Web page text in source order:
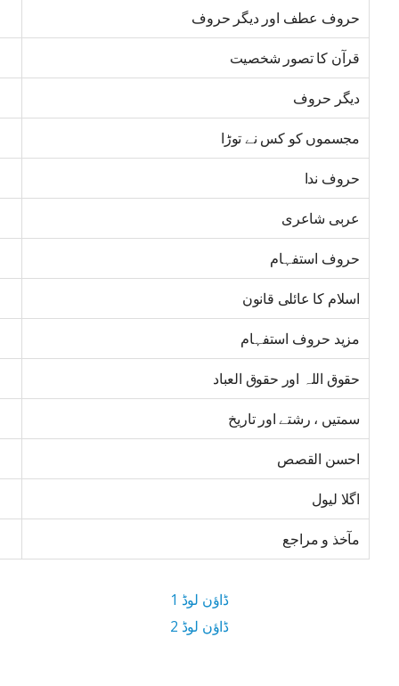
حروف عطف اور دیگر حروف
قرآن کا تصور شخصیت
دیگر حروف
مجسموں کو کس نے توڑا
حروف ندا
عربی شاعری
حروف استفہام
اسلام کا عائلی قانون
مزید حروف استفہام
حقوق اللہ اور حقوق العباد
سمتیں ، رشتے اور تاریخ
احسن القصص
اگلا لیول
مآخذ و مراجع
ڈاؤن لوڈ 1
ڈاؤن لوڈ 2